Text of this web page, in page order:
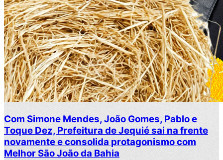
Com Simone Mendes, João Gomes, Pablo e
Toque Dez, Prefeitura de Jequié sai na frente
novamente e consolida protagonismo com
Melhor São João da Bahia